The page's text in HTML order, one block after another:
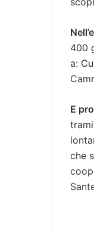
400
a:
E
che